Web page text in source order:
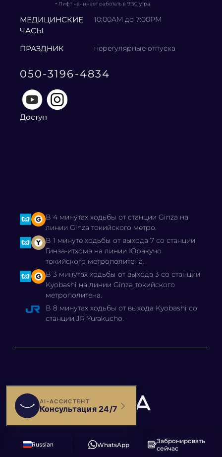
・ Лифт начинает работать в 9:50 утра.
МЕДИЦИНСКИЕ
ЧАСЫ
10:00AM до 7:00PM
ПРАЗДНИК нерегулярные отпуска
050-3196-4834
Доступ
В 4 минутах ходьбы от станции Ginza на
линии Ginza токийского метро.
В 1 минуте ходьбы от выхода 7 со станции
Гинза-итхомэ на линии Юракучо
токийского метрополитена.
В 3 минутах ходьбы от выхода 3 со станции
Kyobashi на линии Ginza токийского
метрополитена.
В 8 минутах ходьбы от выхода Kyobashi со
станции JR Yurakucho.
© 2025 КЛИНИКА БЬЯНКА,
Забронировать
сейчас
WhatsApp
Russian